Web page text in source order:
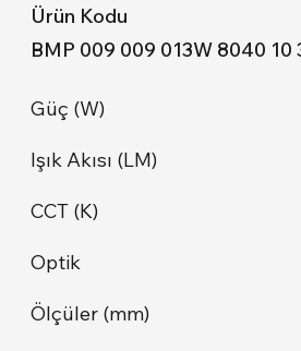
BMP 009 009 013W 8040 10